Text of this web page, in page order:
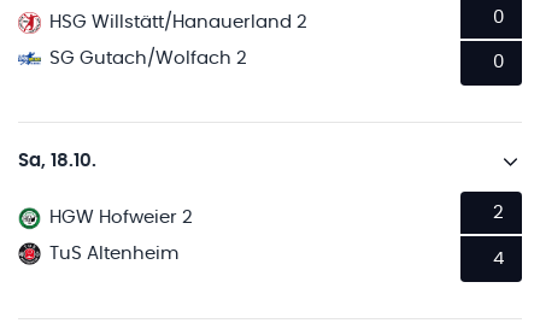
HSG Willstätt/Hanauerland 2
SG Gutach/Wolfach 2
0
0
Sa, 18.10.
HGW Hofweier 2
TuS Altenheim
2
4